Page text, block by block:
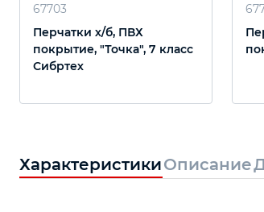
67703
Перчатки х/б, ПВХ
покрытие, "Точка", 7 класс
Сибртех
ХарактеристикиОписание